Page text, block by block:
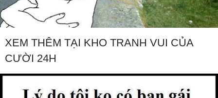
XEM THÊM TẠI KHO TRANH VUI CỦA
CƯỜI 24H